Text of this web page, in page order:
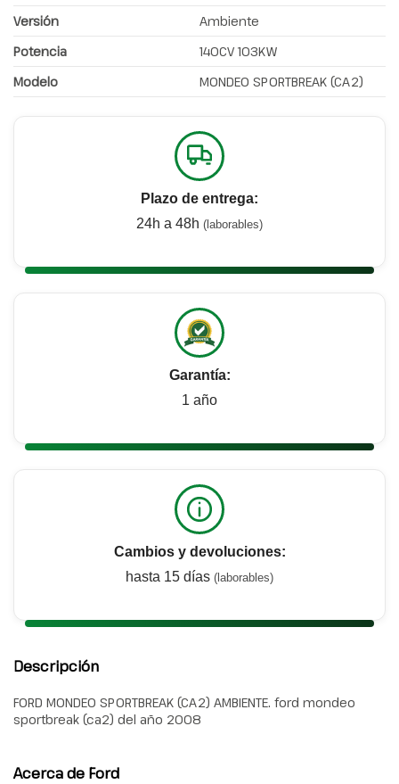
Versión
Ambiente
Potencia
140CV 103KW
Modelo
MONDEO SPORTBREAK (CA2)
Plazo de entrega:
24h a 48h (laborables)
Garantía:
1 año
Cambios y devoluciones:
hasta 15 días (laborables)
Descripción
FORD MONDEO SPORTBREAK (CA2) AMBIENTE. ford mondeo
sportbreak (ca2) del año 2008
Acerca de Ford